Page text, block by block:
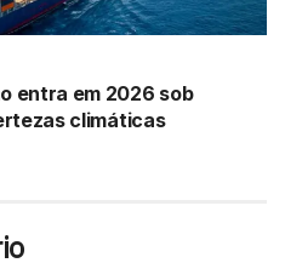
entra em 2026 sob
climáticas